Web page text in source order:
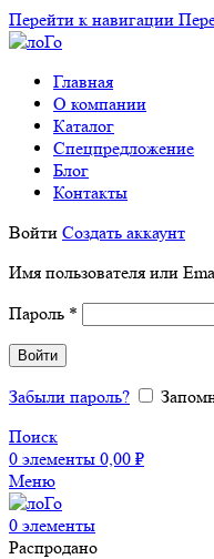
Перейти к навигации
Главная
О компании
Каталог
Спецпредложение
Блог
Контакты
Войти Создать аккаунт
Имя пользователя или
Пароль *
Войти
Забыли пароль?
Поиск
0 элементы 0,00 ₽
Меню
0 элементы
Распродано